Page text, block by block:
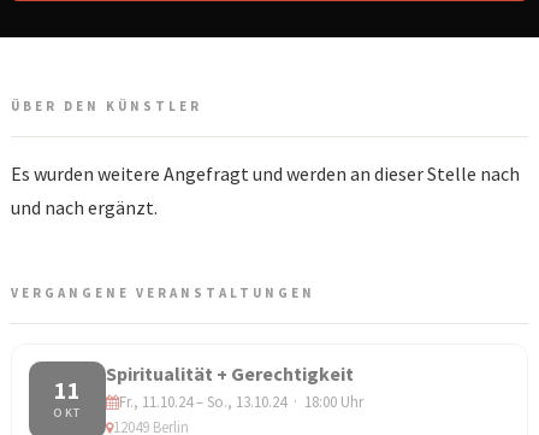
ÜBER DEN KÜNSTLER
Es wurden weitere Angefragt und werden an dieser Stelle nach
und nach ergänzt.
VERGANGENE VERANSTALTUNGEN
11
OKT
Spiritualität + Gerechtigkeit
Fr., 11.10.24 – So., 13.10.24 · 18:00 Uhr
12049 Berlin